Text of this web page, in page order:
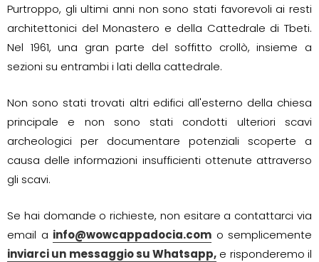
Purtroppo, gli ultimi anni non sono stati favorevoli ai resti
architettonici del Monastero e della Cattedrale di Tbeti.
Nel 1961, una gran parte del soffitto crollò, insieme a
sezioni su entrambi i lati della cattedrale.
Non sono stati trovati altri edifici all'esterno della chiesa
principale e non sono stati condotti ulteriori scavi
archeologici per documentare potenziali scoperte a
causa delle informazioni insufficienti ottenute attraverso
gli scavi.
Se hai domande o richieste, non esitare a contattarci via
email a info@wowcappadocia.com o semplicemente
inviarci un messaggio su Whatsapp, e risponderemo il